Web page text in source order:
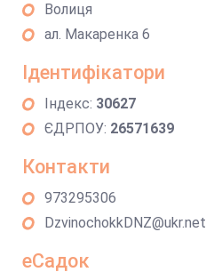
Волиця
ал. Макаренка 6
Ідентифікатори
Індекс: 30627
ЄДРПОУ: 26571639
Контакти
973295306
DzvinochokkDNZ@ukr.net
еСадок